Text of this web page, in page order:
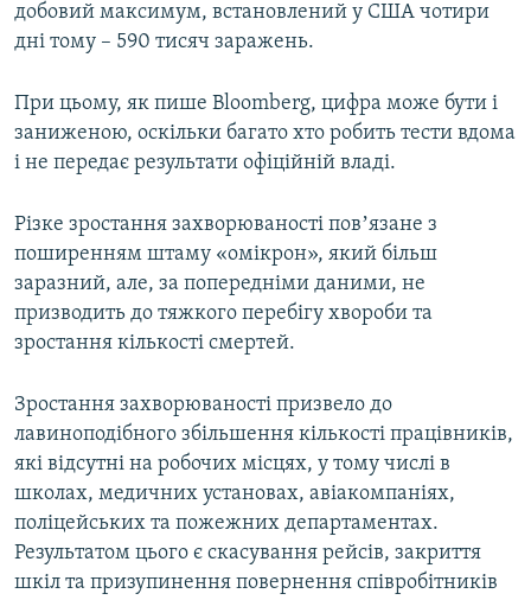
добовий максимум, встановлений у США чотири
дні тому – 590 тисяч заражень.
При цьому, як пише Bloomberg, цифра може бути і
заниженою, оскільки багато хто робить тести вдома
і не передає результати офіційній владі.
Різке зростання захворюваності повʼязане з
поширенням штаму «омікрон», який більш
заразний, але, за попередніми даними, не
призводить до тяжкого перебігу хвороби та
зростання кількості смертей.
Зростання захворюваності призвело до
лавиноподібного збільшення кількості працівників,
які відсутні на робочих місцях, у тому числі в
школах, медичних установах, авіакомпаніях,
поліцейських та пожежних департаментах.
Результатом цього є скасування рейсів, закриття
шкіл та призупинення повернення співробітників